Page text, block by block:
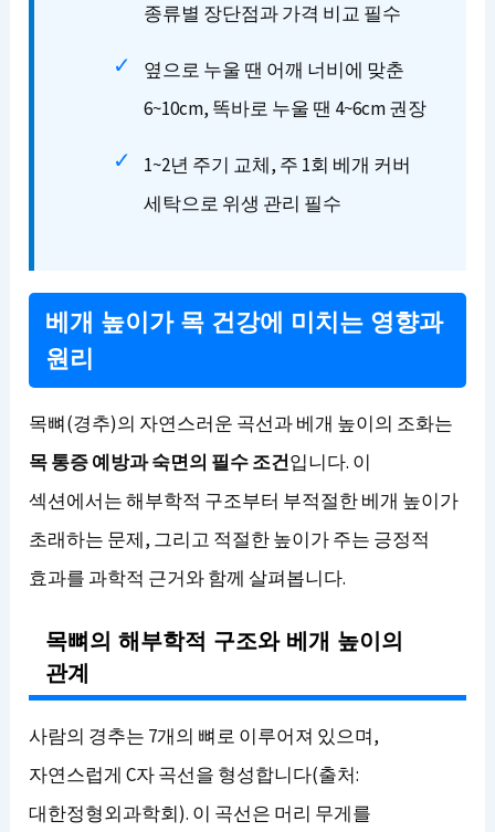
종류별 장단점과 가격 비교 필수
옆으로 누울 땐 어깨 너비에 맞춘
6~10cm, 똑바로 누울 땐 4~6cm 권장
1~2년 주기 교체, 주 1회 베개 커버
세탁으로 위생 관리 필수
베개 높이가 목 건강에 미치는 영향과
원리
목뼈(경추)의 자연스러운 곡선과 베개 높이의 조화는
목 통증 예방과 숙면의 필수 조건입니다. 이
섹션에서는 해부학적 구조부터 부적절한 베개 높이가
초래하는 문제, 그리고 적절한 높이가 주는 긍정적
효과를 과학적 근거와 함께 살펴봅니다.
목뼈의 해부학적 구조와 베개 높이의
관계
사람의 경추는 7개의 뼈로 이루어져 있으며,
자연스럽게 C자 곡선을 형성합니다(출처:
대한정형외과학회). 이 곡선은 머리 무게를